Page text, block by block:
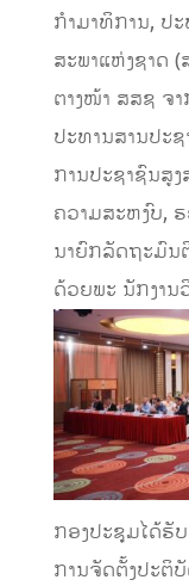
ກຳມາທິການ, ປ
ສະພາແຫ່ງຊາດ
ຕາງໜ້າ ສສຊ ຈ
ປະທານສານປະ
ການປະຊາຊົນສູ
ຄວາມສະຫງົບ,
ນາຍົກລັດຖະມົນ
ດ້ວຍພະ ນັກງານ
ກອງປະຊຸມໄດ້ຮັ
ການຈັດຕັ້ງປະຕິ